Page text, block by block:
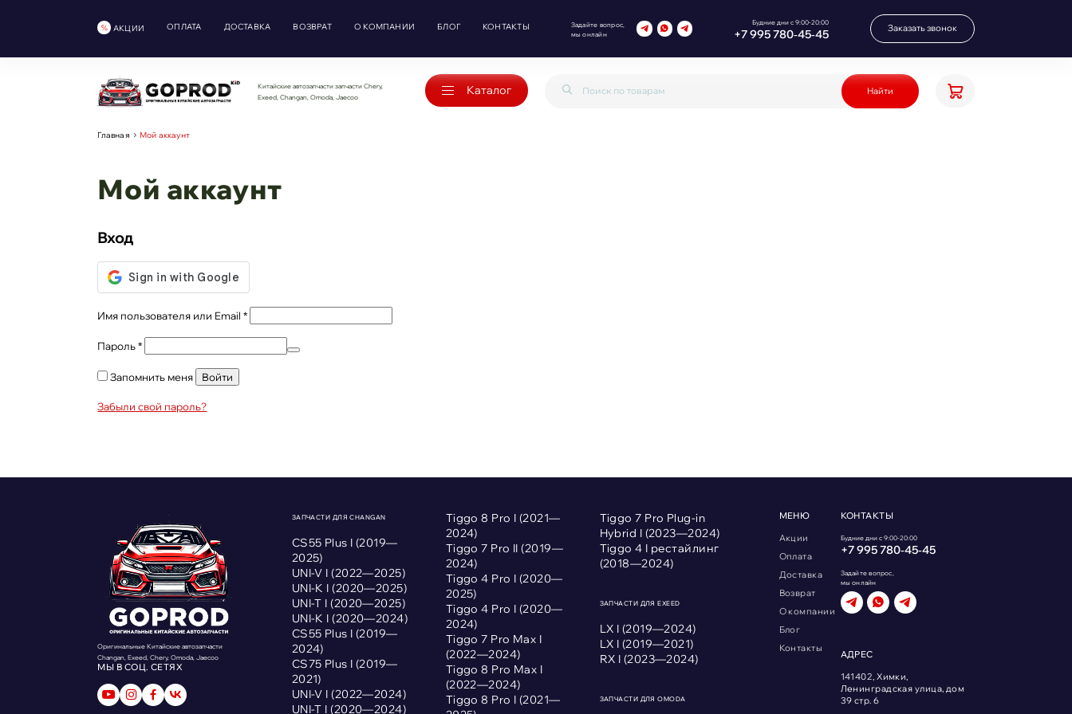
АКЦИИ ОПЛАТА ДОСТАВКА ВОЗВРАТ О КОМПАНИИ БЛОГ КОНТАКТЫ
Задайте вопрос,
мы онлайн
Будние дни с 9:00-20:00
+7 995 780‑45‑45 Заказать звонок
Китайские автозапчасти запчасти Chery,
Exeed, Changan, Omoda, Jaecoo
Каталог Найти
Главная Мой аккаунт
Мой аккаунт
Вход
Имя пользователя или Email*Обязательно
Пароль*Обязательно
Запомнить меня Войти
Забыли свой пароль?
Оригинальные Китайские автозапчасти
Changan, Exeed, Chery, Omoda, Jaecoo
МЫ В СОЦ. СЕТЯХ
ЗАПЧАСТИ ДЛЯ CHANGAN
CS55 Plus I (2019—
2025)
UNI-V I (2022—2025)
UNI-K I (2020—2025)
UNI-T I (2020—2025)
UNI-K I (2020—2024)
CS55 Plus I (2019—
2024)
CS75 Plus I (2019—
2021)
UNI-V I (2022—2024)
UNI-T I (2020—2024)
Tiggo 8 Pro I (2021—
2024)
Tiggo 7 Pro II (2019—
2024)
Tiggo 4 Pro I (2020—
2025)
Tiggo 4 Pro I (2020—
2024)
Tiggo 7 Pro Max I
(2022—2024)
Tiggo 8 Pro Max I
(2022—2024)
Tiggo 8 Pro I (2021—
Tiggo 7 Pro Plug-in
Hybrid I (2023—2024)
Tiggo 4 I рестайлинг
(2018—2024)
ЗАПЧАСТИ ДЛЯ EXEED
LX I (2019—2024)
LX I (2019—2021)
RX I (2023—2024)
ЗАПЧАСТИ ДЛЯ OMODA
МЕНЮ
Акции
Оплата
Доставка
Возврат
О компании
Блог
Контакты
КОНТАКТЫ
Будние дни с 9:00-20:00
+7 995 780‑45‑45
Задайте вопрос,
мы онлайн
АДРЕС
141402, Химки,
Ленинградская улица, дом
39 стр. 6